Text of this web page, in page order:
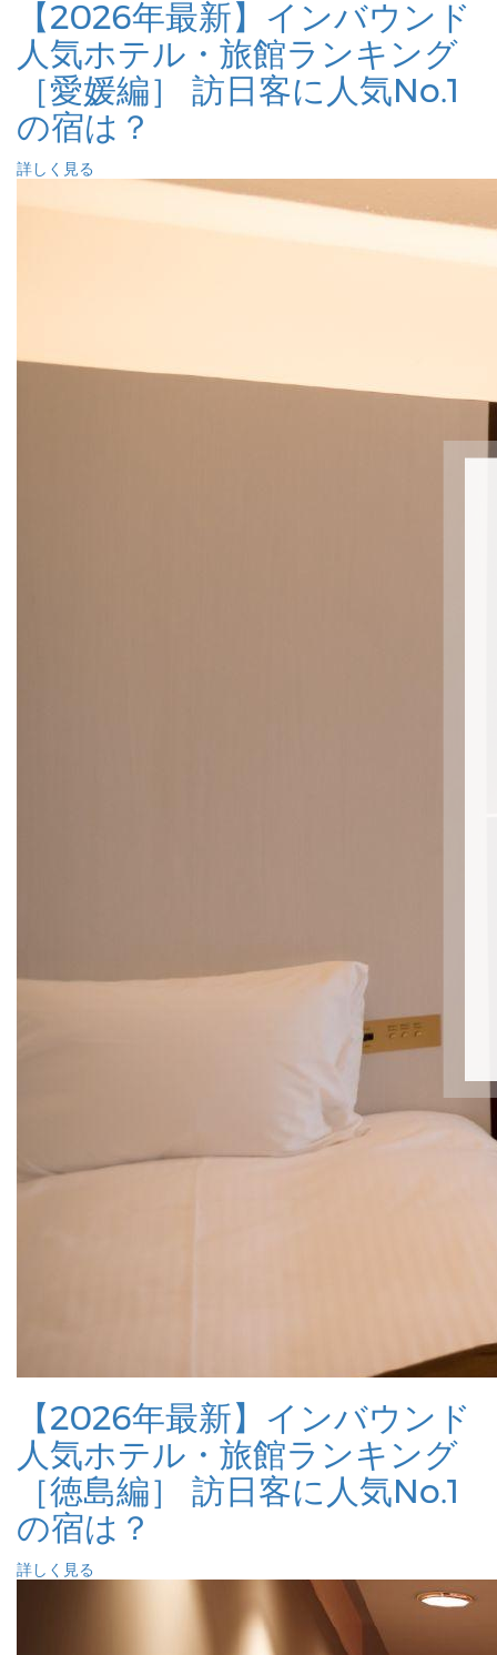
【2026年最新】インバウンド
人気ホテル・旅館ランキング
［愛媛編］ 訪日客に人気No.1
の宿は？
詳しく見る
【2026年最新】インバウンド
人気ホテル・旅館ランキング
［徳島編］ 訪日客に人気No.1
の宿は？
詳しく見る